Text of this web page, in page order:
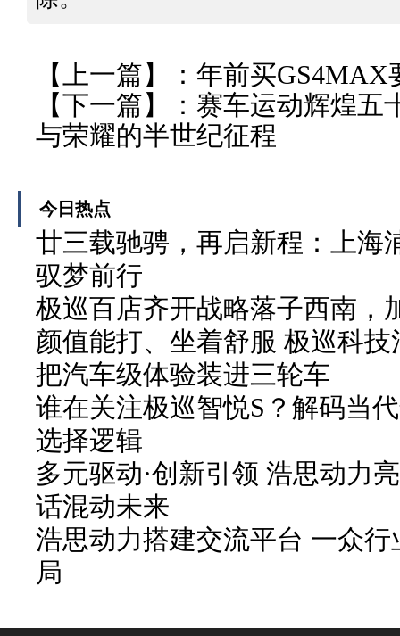
【上一篇】： 年前买GS4MAX
【下一篇】： 赛车运动辉煌五
与荣耀的半世纪征程
今日热点
廿三载驰骋，再启新程：上海
驭梦前行
极巡百店齐开战略落子西南，
颜值能打、坐着舒服 极巡科
把汽车级体验装进三轮车
谁在关注极巡智悦S？解码当
选择逻辑
多元驱动·创新引领 浩思动力
话混动未来
浩思动力搭建交流平台 一众
局